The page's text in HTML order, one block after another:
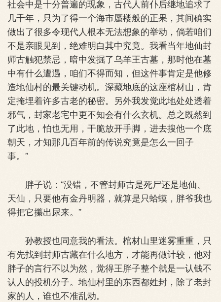
社会中是十分普遍的现象，古代人前仆后继地追求了
几千年，只为了得一个海市蜃楼般的正果，其间确实
做出了很多令现代人根本无法想象的举动，倘若咱们
不是亲眼见到，绝难明白其中究竟。我看当年地仙封
师古触犯禁忌，暗中发掘了乌羊王古墓，那时他在墓
中有什么遭遇，咱们不得而知，但这件事肯定是他修
造地仙村的最关键动机。深藏地底的这座棺材山，肯
定掩埋着许多古老的秘密。另外我发觉此地处处透着
邪气，封家老宅中更不知会有什么玄机。总之既然到
了此地，怕也无用，干脆放开手脚，进去搜他一个底
朝天，才知那几百年前的传说究竟是怎么一回子
事。”
胖子说：“没错，不管封师古是死尸还是地仙、
天仙，只要他有金丹明器，就算是只蛤蟆，胖爷我也
得把它攥出尿来。”
孙教授也同意我的看法。棺材山里迷雾重重，只
有先找到封师古藏在什么地方，才能再做计较，他对
胖子的言行不以为然，觉得王胖子整个就是一认钱不
认人的投机分子。地仙村里的东西都姓封，除了老封
家的人，谁也不准乱动。